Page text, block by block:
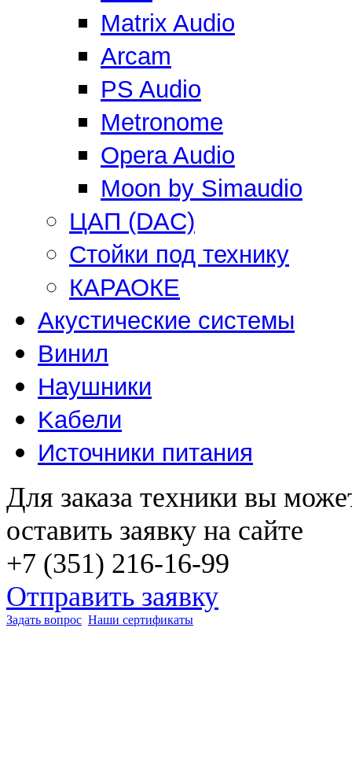
Matrix Audio
Arcam
PS Audio
Metronome
Opera Audio
Moon by Simaudio
ЦАП (DAC)
Стойки под технику
КАРАОКЕ
Акустические системы
Винил
Наушники
Kабели
Источники питания
Для заказа техники вы
оставить заявку на сайте
+7 (351) 216-16-99
Отправить заявку
Задать вопрос Наши сертификаты